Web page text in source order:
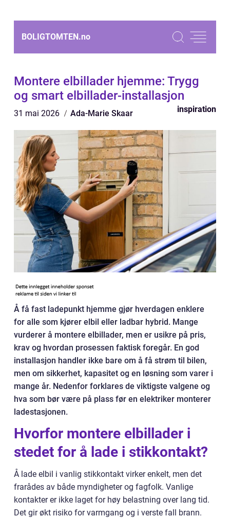
BOLIGTOMTEN.no
Montere elbillader hjemme: Trygg
og smart elbillader-installasjon
31 mai 2026 Ada-Marie Skaar inspiration
Å få fast ladepunkt hjemme gjør hverdagen enklere
for alle som kjører elbil eller ladbar hybrid. Mange
vurderer å montere elbillader, men er usikre på pris,
krav og hvordan prosessen faktisk foregår. En god
installasjon handler ikke bare om å få strøm til bilen,
men om sikkerhet, kapasitet og en løsning som varer i
mange år. Nedenfor forklares de viktigste valgene og
hva som bør være på plass før en elektriker monterer
ladestasjonen.
Hvorfor montere elbillader i
stedet for å lade i stikkontakt?
Å lade elbil i vanlig stikkontakt virker enkelt, men det
frarådes av både myndigheter og fagfolk. Vanlige
kontakter er ikke laget for høy belastning over lang tid.
Det gir økt risiko for varmgang og i verste fall brann.